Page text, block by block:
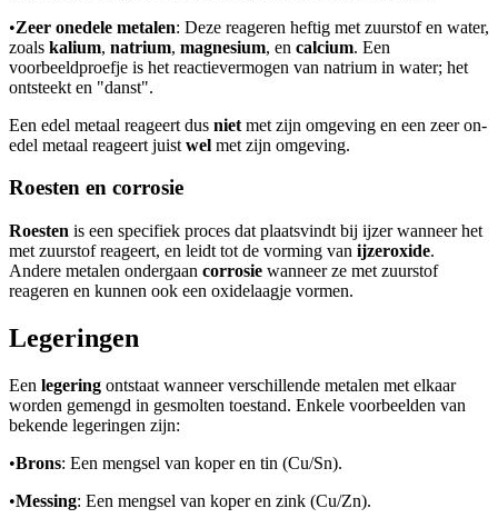
•Zeer onedele metalen: Deze reageren heftig met zuurstof en water,
zoals kalium, natrium, magnesium, en calcium. Een
voorbeeldproefje is het reactievermogen van natrium in water; het
ontsteekt en "danst".
Een edel metaal reageert dus niet met zijn omgeving en een zeer on-
edel metaal reageert juist wel met zijn omgeving.
Roesten en corrosie
Roesten is een specifiek proces dat plaatsvindt bij ijzer wanneer het
met zuurstof reageert, en leidt tot de vorming van ijzeroxide.
Andere metalen ondergaan corrosie wanneer ze met zuurstof
reageren en kunnen ook een oxidelaagje vormen.
Legeringen
Een legering ontstaat wanneer verschillende metalen met elkaar
worden gemengd in gesmolten toestand. Enkele voorbeelden van
bekende legeringen zijn:
•Brons: Een mengsel van koper en tin (Cu/Sn).
•Messing: Een mengsel van koper en zink (Cu/Zn).